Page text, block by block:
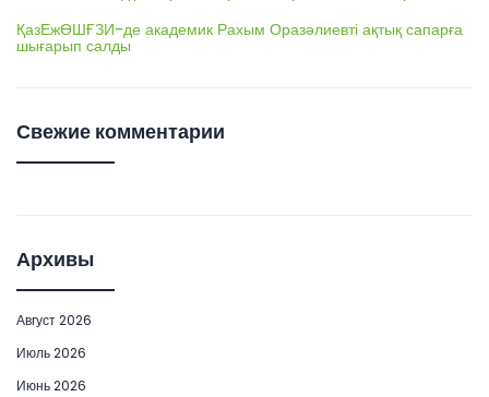
ҚазЕжӨШҒЗИ-де академик Рахым Оразәлиевті ақтық сапарға
шығарып салды
Свежие комментарии
Архивы
Август 2026
Июль 2026
Июнь 2026